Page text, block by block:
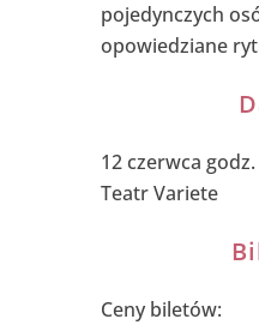
pojedynczych
opowiedziane
12 czerwca
Teatr Variete
Ceny biletów: